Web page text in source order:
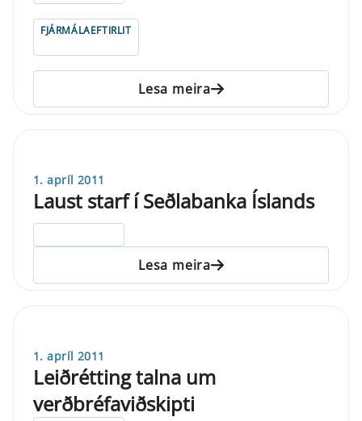
FJÁRMÁLAEFTIRLIT
Lesa meira
1. apríl 2011
Laust starf í Seðlabanka Íslands
Lesa meira
1. apríl 2011
Leiðrétting talna um
verðbréfaviðskipti